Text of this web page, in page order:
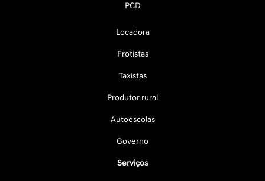
PCD
Locadora
Frotistas
Taxistas
Produtor rural
Autoescolas
Governo
Serviços